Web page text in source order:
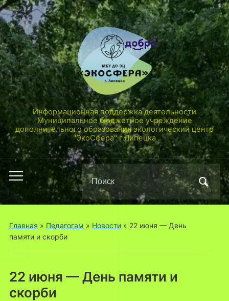
Информационная поддержка деятельности
Муниципальное бюджетное учреждение
дополнительного образования экологический центр
"ЭкоСфера" г.Липецка
Переключить
мобильное
меню
Поиск
по:
Главная » Педагогам » Новости» 22 июня — День
памяти и скорби
22 июня — День памяти и
скорби